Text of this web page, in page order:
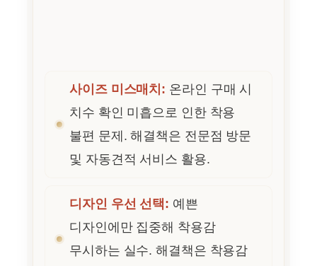
사이즈 미스매치: 온라인 구매 시
치수 확인 미흡으로 인한 착용
불편 문제. 해결책은 전문점 방문
및 자동견적 서비스 활용.
디자인 우선 선택: 예쁜
디자인에만 집중해 착용감
무시하는 실수. 해결책은 착용감